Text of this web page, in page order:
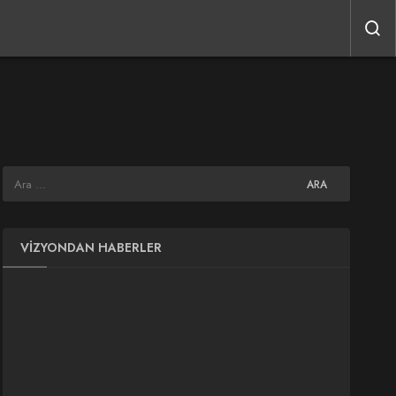
VIZYONDAN HABERLER